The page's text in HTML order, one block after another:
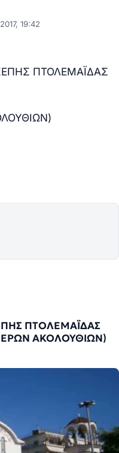
19:42
ΠΤΟΛΕΜΑΪΔΑΣ
ΠΤΟΛΕΜΑΪΔΑΣ
ΑΚΟΛΟΥΘΙΩΝ)